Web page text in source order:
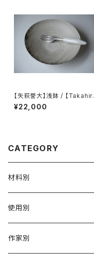
【矢萩誉大】浅鉢 / 【Takahiro
Yahagi】Shallow bowl
¥22,000
CATEGORY
材料別
陶磁器
ガラス
使用別
茶壺 急须 土瓶
作家別